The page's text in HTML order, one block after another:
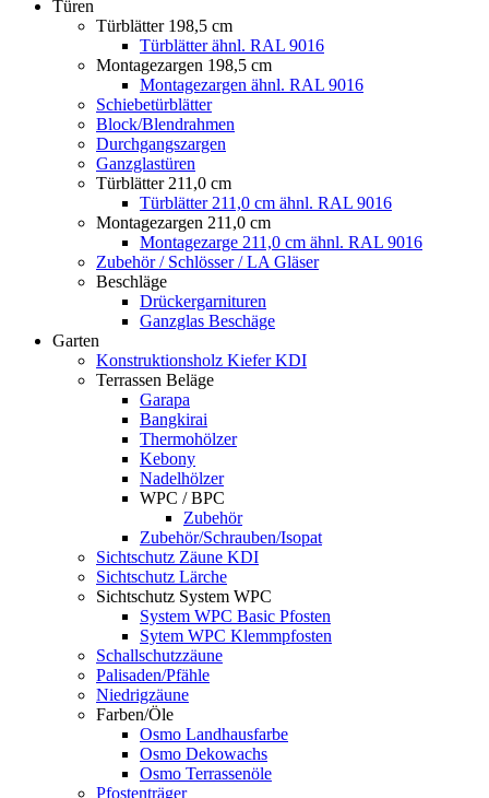
Türen
Türblätter 198,5 cm
Türblätter ähnl. RAL 9016
Montagezargen 198,5 cm
Montagezargen ähnl. RAL 9016
Schiebetürblätter
Block/Blendrahmen
Durchgangszargen
Ganzglastüren
Türblätter 211,0 cm
Türblätter 211,0 cm ähnl. RAL 9016
Montagezargen 211,0 cm
Montagezarge 211,0 cm ähnl. RAL 9016
Zubehör / Schlösser / LA Gläser
Beschläge
Drückergarnituren
Ganzglas Beschäge
Garten
Konstruktionsholz Kiefer KDI
Terrassen Beläge
Garapa
Bangkirai
Thermohölzer
Kebony
Nadelhölzer
WPC / BPC
Zubehör
Zubehör/Schrauben/Isopat
Sichtschutz Zäune KDI
Sichtschutz Lärche
Sichtschutz System WPC
System WPC Basic Pfosten
Sytem WPC Klemmpfosten
Schallschutzzäune
Palisaden/Pfähle
Niedrigzäune
Farben/Öle
Osmo Landhausfarbe
Osmo Dekowachs
Osmo Terrassenöle
Pfostenträger